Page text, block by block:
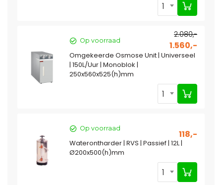
1
Op voorraad
2.080,-
1.560,-
Omgekeerde Osmose Unit | Universeel
| 150L/Uur | Monoblok |
250x560x525(h)mm
1
Op voorraad
118,-
Waterontharder | RVS | Passief | 12L |
Ø200x500(h)mm
1